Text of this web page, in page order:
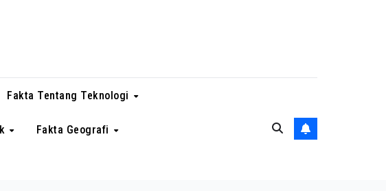
Fakta Tentang Teknologi
Fakta Geografi